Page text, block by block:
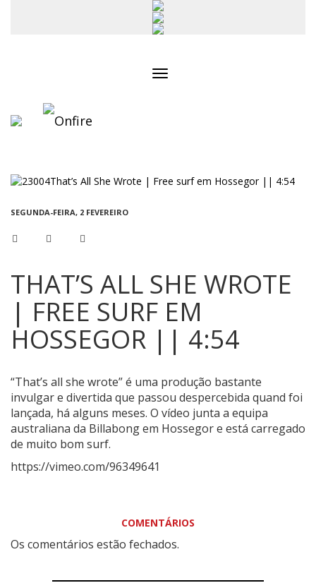
SEGUNDA-FEIRA, 2 FEVEREIRO
THAT’S ALL SHE WROTE
| FREE SURF EM
HOSSEGOR || 4:54
“That’s all she wrote” é uma produção bastante
invulgar e divertida que passou despercebida quand foi
lançada, há alguns meses. O vídeo junta a equipa
australiana da Billabong em Hossegor e está carregado
de muito bom surf.
https://vimeo.com/96349641
COMENTÁRIOS
Os comentários estão fechados.